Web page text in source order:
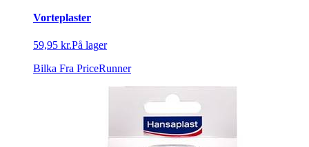
Vorteplaster
59,95 kr.På lager
Bilka Fra PriceRunner